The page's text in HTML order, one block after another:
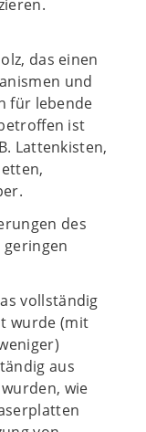
das einen
und
für lebende
ist
Lattenkisten,
des
vollständig
wurde (mit
aus
wie